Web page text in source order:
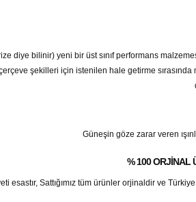
diye bilinir) yeni bir üst sınıf performans
şekilleri için istenilen hale getirme
Güneşin göze zarar veren
% 100 ORJINAL
esastır, Sattığımız tüm ürünler orjinaldir ve